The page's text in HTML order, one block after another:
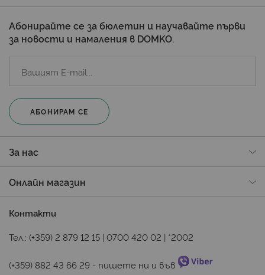
Абонирайте се за бюлетин и научавайте първи
за новости и намаления в DOMKO.
АБОНИРАМ СЕ
За нас
Онлайн магазин
Контакти
Тел.: (+359) 2 879 12 15 | 0700 420 02 | *2002
(+359) 882 43 66 29 - пишете ни и във